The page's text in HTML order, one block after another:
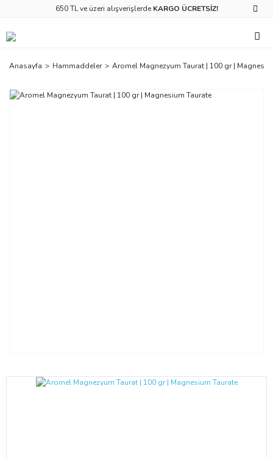
650 TL ve üzeri alışverişlerde KARGO ÜCRETSİZ!
Anasayfa Hammaddeler Aromel Magnezyum Taurat | 100 gr |